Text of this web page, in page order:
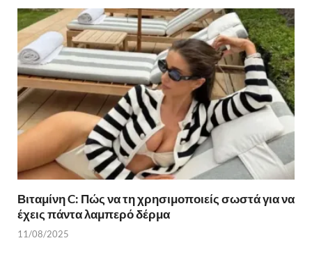
Βιταμίνη C: Πώς να τη χρησιμοποιείς σωστά για να
έχεις πάντα λαμπερό δέρμα
11/08/2025